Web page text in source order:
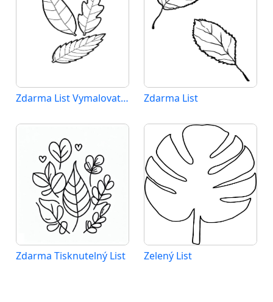
Zdarma List Vymalovatelné Zdarma List
Zdarma Tisknutelný List Zelený List